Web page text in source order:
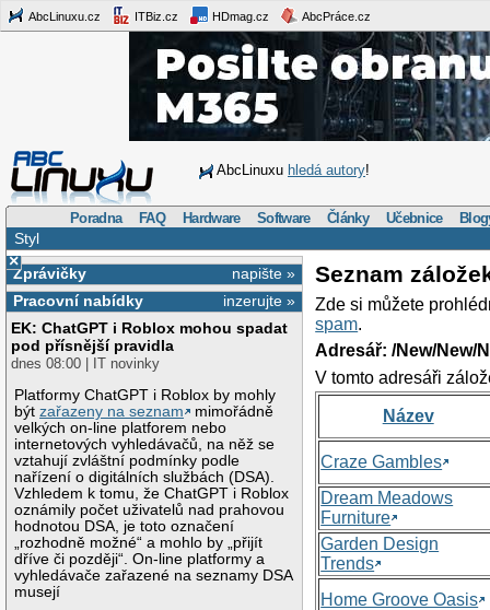
AbcLinuxu.cz ITBiz.cz HDmag.cz AbcPráce.cz
AbcLinuxu hledá autory!
Poradna FAQ Hardware Software Články Učebnice
Styl
×
napište »
Zprávičky
inzerujte »
Pracovní nabídky
EK: ChatGPT i Roblox mohou spadat
pod přísnější pravidla
dnes 08:00 | IT novinky
Platformy ChatGPT i Roblox by mohly
býtzařazeny na seznam
mimořádně
velkých on-line platforem nebo
internetových vyhledávačů, na něž se
vztahují zvláštní podmínky podle
nařízení o digitálních službách (DSA).
Vzhledem k tomu, že ChatGPT i Roblox
oznámily počet uživatelů nad prahovou
hodnotou DSA, je toto označení
„rozhodně možné“ a mohlo by „přijít
dříve či později“. On-line platformy a
vyhledávače zařazené na seznamy DSA
musejí
Seznam
Zde si můžete
spam.
Adresář: /New/New/
V tomto adresáři
Název
Craze Gambles
Dream Meadows
Furniture
Garden Design
Trends
Home Groove Oasis